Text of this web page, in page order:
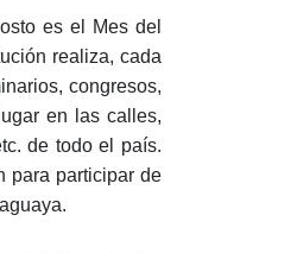
es el Mes del
realiza, cada
congresos,
en las calles,
de todo el país.
para participar de